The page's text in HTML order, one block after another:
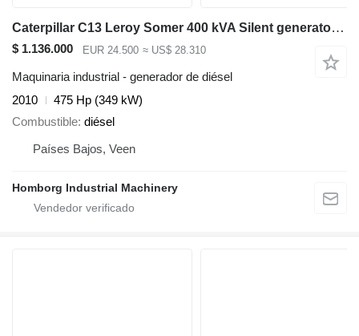
Caterpillar C13 Leroy Somer 400 kVA Silent generatorset
$ 1.136.000 EUR 24.500 ≈ US$ 28.310
Maquinaria industrial - generador de diésel
2010
475 Hp (349 kW)
Combustible diésel
Países Bajos, Veen
Homborg Industrial Machinery